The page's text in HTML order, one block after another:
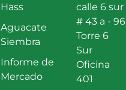
Hass
Aguacate
Siembra
Informe de
Mercado
calle 6 sur
# 43 a - 96
Torre 6
Sur
Oficina
401